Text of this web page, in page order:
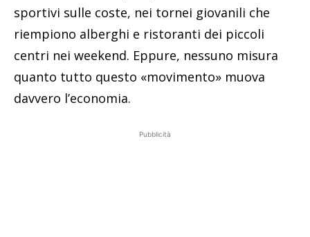
sportivi sulle coste, nei tornei giovanili che
riempiono alberghi e ristoranti dei piccoli
centri nei weekend. Eppure, nessuno misura
quanto tutto questo «movimento» muova
davvero l’economia.
Pubblicità